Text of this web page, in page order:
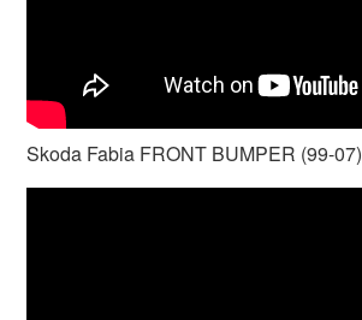
Skoda Fabia FRONT BUMPER (99-07)